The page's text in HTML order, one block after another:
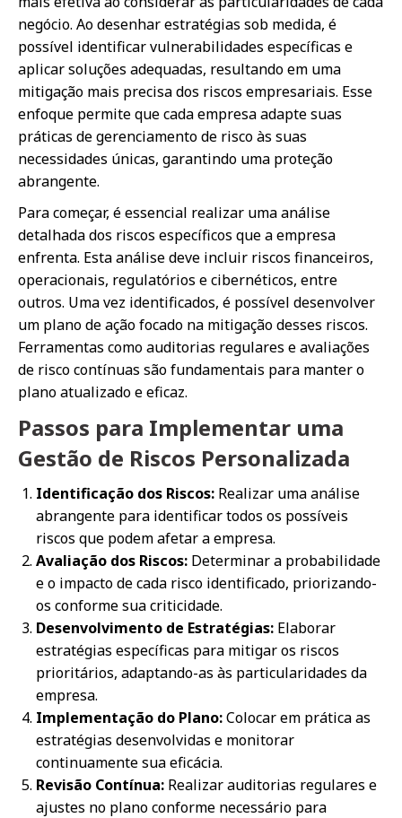
negócio. Ao desenhar estratégias sob medida, é
possível identificar vulnerabilidades específicas e
aplicar soluções adequadas, resultando em uma
mitigação mais precisa dos riscos empresariais. Esse
enfoque permite que cada empresa adapte suas
práticas de gerenciamento de risco às suas
necessidades únicas, garantindo uma proteção
abrangente.
Para começar, é essencial realizar uma análise
detalhada dos riscos específicos que a empresa
enfrenta. Esta análise deve incluir riscos financeiros,
operacionais, regulatórios e cibernéticos, entre
outros. Uma vez identificados, é possível desenvolver
um plano de ação focado na mitigação desses riscos.
Ferramentas como auditorias regulares e avaliações
de risco contínuas são fundamentais para manter o
plano atualizado e eficaz.
Passos para Implementar uma
Gestão de Riscos Personalizada
Identificação dos Riscos: Realizar uma análise
abrangente para identificar todos os possíveis
riscos que podem afetar a empresa.
Avaliação dos Riscos: Determinar a probabilidade
e o impacto de cada risco identificado, priorizando-
os conforme sua criticidade.
Desenvolvimento de Estratégias: Elaborar
estratégias específicas para mitigar os riscos
prioritários, adaptando-as às particularidades da
empresa.
Implementação do Plano:Colocar em prática as
estratégias desenvolvidas e monitorar
continuamente sua eficácia.
Revisão Contínua: Realizar auditorias regulares e
ajustes no plano conforme necessário para